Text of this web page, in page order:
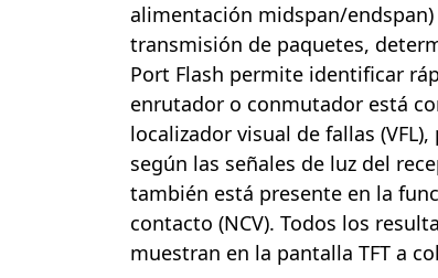
alimentación midspan/
transmisión de paquetes,
Port Flash permite identificar
enrutador o conmutador está
localizador visual de fallas
según las señales de luz del
también está presente en la
contacto (NCV). Todos los
muestran en la pantalla TFT a